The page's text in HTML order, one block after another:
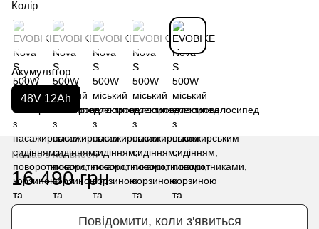
Колір
Акумулятор
48V 12Ah
Немає в наявності
16 490 грн
Повідомити, коли з'явиться